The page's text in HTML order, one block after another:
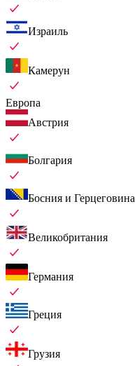
Израиль
Камерун
Европа
Австрия
Болгария
Босния и Герцеговина
Великобритания
Германия
Греция
Грузия